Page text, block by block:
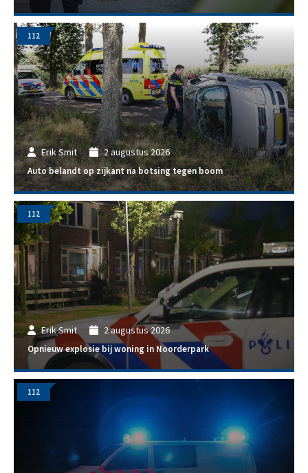
Erik Smit 2 augustus 2026
Auto belandt op zijkant na botsing tegen boom
112
Erik Smit 2 augustus 2026
Opnieuw explosie bij woning in Noorderpark
112
112